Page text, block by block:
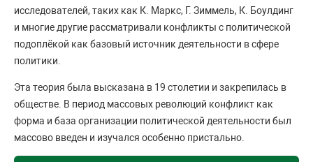
исследователей, таких как К. Маркс, Г. Зиммель, К. Боулдинг
и многие другие рассматривали конфликты с политической
подоплёкой как базовый источник деятельности в сфере
политики.
Эта теория была высказана в 19 столетии и закрепилась в
обществе. В период массовых революций конфликт как
форма и база организации политической деятельности был
массово введен и изучался особенно пристально.